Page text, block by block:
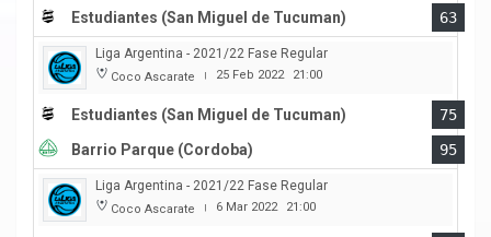
Estudiantes (San Miguel de Tucuman)
63
Liga Argentina - 2021/22 Fase Regular
Coco Ascarate | 25 Feb 2022 21:00
Estudiantes (San Miguel de Tucuman)
75
Barrio Parque (Cordoba)
95
Liga Argentina - 2021/22 Fase Regular
Coco Ascarate | 6 Mar 2022 21:00